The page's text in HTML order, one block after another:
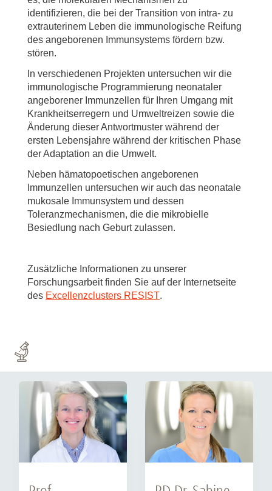
identifizieren, die bei der Transition von intra- zu
extrauterinem Leben die immunologische Reifung
des angeborenen Immunsystems fördern bzw.
stören.
In verschiedenen Projekten untersuchen wir die
immunologische Programmierung neonataler
angeborener Immunzellen für Ihren Umgang mit
Krankheitserregern und Umweltreizen sowie die
Änderung dieser Antwortmuster während der
ersten Lebensjahre während der kritischen Phase
der Adaptation an die Umwelt.
Neben hämatopoetischen angeborenen
Immunzellen untersuchen wir auch das neonatale
mukosale Immunsystem und dessen
Toleranzmechanismen, die die mikrobielle
Besiedlung nach Geburt zulassen.
Zusätzliche Informationen zu unserer
Forschungsarbeit finden Sie auf der Internetseite
des Excellenzclusters RESIST.